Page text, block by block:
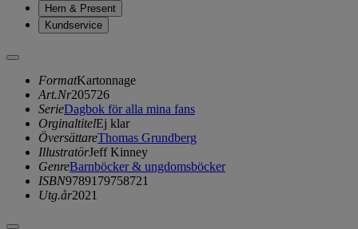
Hem & Present
Kundservice
FormatKartonnage
Art.Nr205726
SerieDagbok för alla mina fans
OrginaltitelEj klar
ÖversättareThomas Grundberg
IllustratörJeff Kinney
GenreBarnböcker & ungdomsböcker
ISBN9789179758721
Utg.år2021